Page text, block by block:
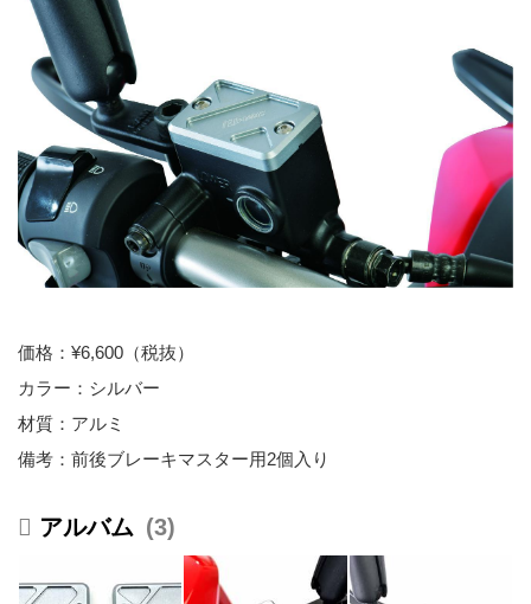
価格：¥6,600（税抜）
カラー：シルバー
材質：アルミ
備考：前後ブレーキマスター用2個入り
3